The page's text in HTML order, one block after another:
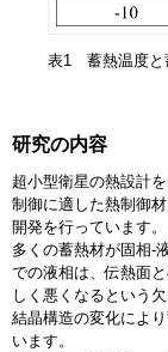
表1 蓄熱温度と
研究の内容
超小型衛星の熱設計
制御に適した熱制御
開発を行っています。
多くの蓄熱材が固相-
での液相は、伝熱面
しく悪くなるという
結晶構造の変化によ
います。